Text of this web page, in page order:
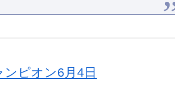
ンピオン6月4日